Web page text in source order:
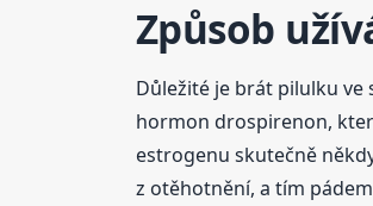
Způsob
Důležité je brát pilulku ve
hormon drospirenon,
estrogenu skutečně
z otěhotnění, a tím